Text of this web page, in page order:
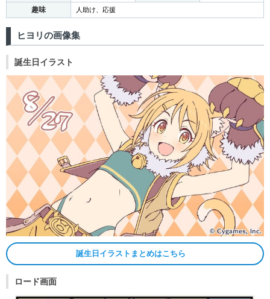
趣味 人助け、応援
ヒヨリの画像集
誕生日イラスト
誕生日イラストまとめはこちら
ロード画面